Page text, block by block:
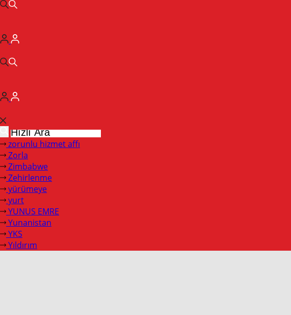
zorunlu hizmet affı
Zorla
Zimbabwe
Zehirlenme
yürümeye
yurt
YUNUS EMRE
Yunanistan
YKS
Yıldırım